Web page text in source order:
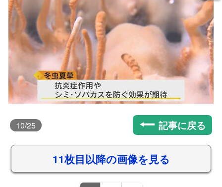
10/25 記事に戻る
11枚目以降の画像を見る